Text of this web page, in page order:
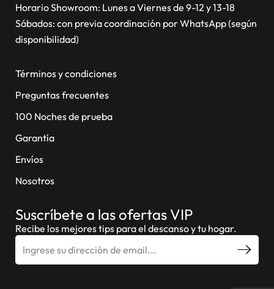
Horario Showroom: Lunes a Viernes de 9-12 y 13-18
Sábados: con previa coordinación por WhatsApp (según
disponibilidad)
Términos y condiciones
Preguntas frecuentes
100 Noches de prueba
Garantía
Envíos
Nosotros
Suscríbete a las ofertas VIP
Recibe los mejores tips para el descanso y tu hogar.